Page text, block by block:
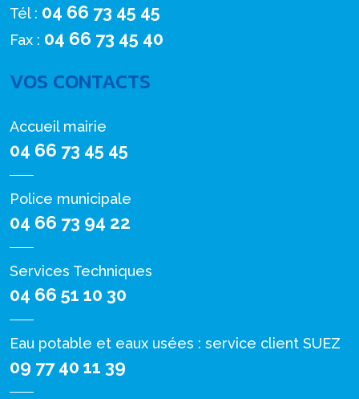
Tél : 04 66 73 45 45
Fax : 04 66 73 45 40
VOS CONTACTS
Accueil mairie
04 66 73 45 45
Police municipale
04 66 73 94 22
Services Techniques
04 66 51 10 30
Eau potable et eaux usées : service client SUEZ
09 77 40 11 39